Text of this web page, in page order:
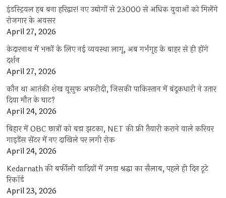
इंडस्ट्रियल हब बना हरिद्वार! नए उद्योगों से 23000 से अधिक युवाओं को मिलेंगे
रोजगार के अवसर
April 27, 2026
केदारनाथ में भक्तों के लिए नई व्यवस्था लागू, अब गर्भगृह के बाहर से ही होंगे
दर्शन
April 27, 2026
कौन था आतंकी शेख यूसुफ अफरीदी, जिसकी पाकिस्तान में बंदूकधारी ने उतार
दिया मौत के घाट?
April 24, 2026
बिहार में OBC छात्रों को बड़ा झटका, NET की फ्री तैयारी कराने वाले करियर
गाइडेंस सेंटर में नए दाखिले पर लगी रोक
April 24, 2026
Kedarnath की बर्फीली वादियों में उमड़ा श्रद्धा का सैलाब, पहले ही दिन टूटे
रिकॉर्ड
April 23, 2026